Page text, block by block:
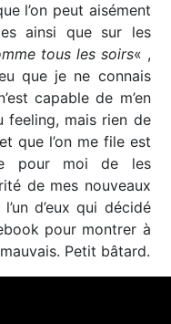
l’on peut aisément
ainsi que sur les
tous les soirs« ,
que je ne connais
capable de m’en
feeling, mais rien de
que l’on me file est
pour moi de les
de mes nouveaux
d’eux qui décidé
pour montrer à
Petit bâtard.